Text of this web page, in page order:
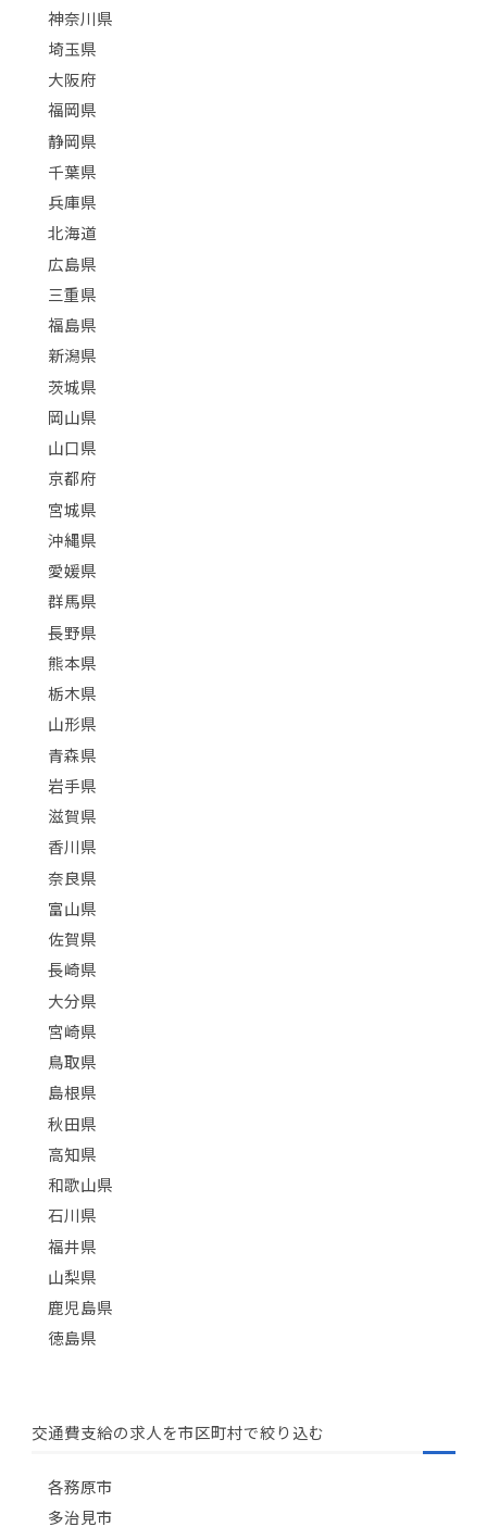
神奈川県
埼玉県
大阪府
福岡県
静岡県
千葉県
兵庫県
北海道
広島県
三重県
福島県
新潟県
茨城県
岡山県
山口県
京都府
宮城県
沖縄県
愛媛県
群馬県
長野県
熊本県
栃木県
山形県
青森県
岩手県
滋賀県
香川県
奈良県
富山県
佐賀県
長崎県
大分県
宮崎県
鳥取県
島根県
秋田県
高知県
和歌山県
石川県
福井県
山梨県
鹿児島県
徳島県
交通費支給の求人を市区町村で絞り込む
各務原市
多治見市